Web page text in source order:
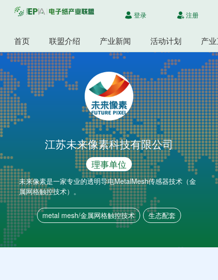
登录 注册
首页 联盟介绍 产业新闻 活动计划 产
江苏未来像素科技有限公司
理事单位
未来像素是一家专业的透明导电MetalMesh传感器技术（金
属网格触控技术）。
metal mesh/金属网格触控技术 生态配套